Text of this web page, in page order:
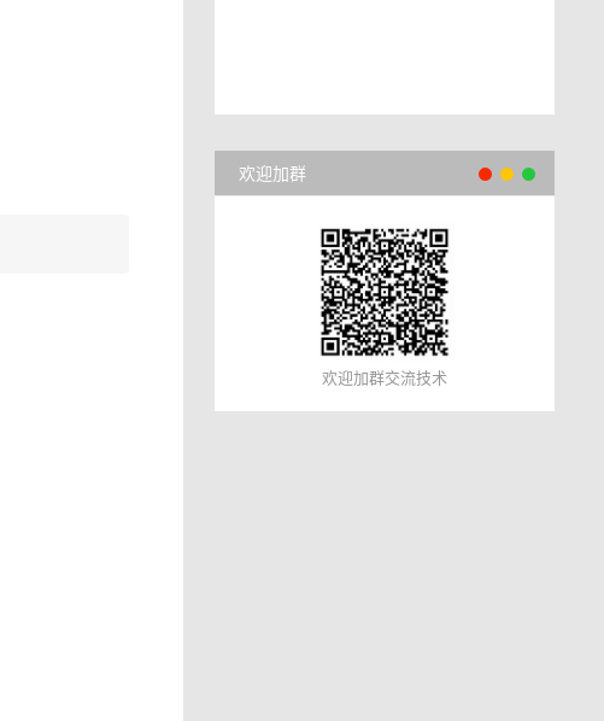
欢迎加群
欢迎加群交流技术